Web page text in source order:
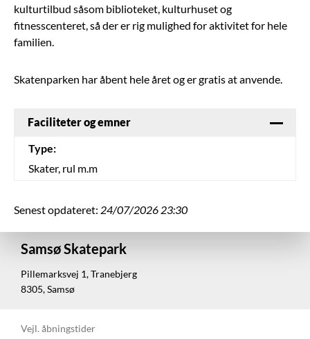
kulturtilbud såsom biblioteket, kulturhuset og
fitnesscenteret, så der er rig mulighed for aktivitet for hele
familien.
Skatenparken har åbent hele året og er gratis at anvende.
Faciliteter og emner
Type:
Skater, rul m.m
Senest opdateret: 24/07/2026 23:30
Samsø Skatepark
Pillemarksvej 1, Tranebjerg
8305, Samsø
Vejl. åbningstider